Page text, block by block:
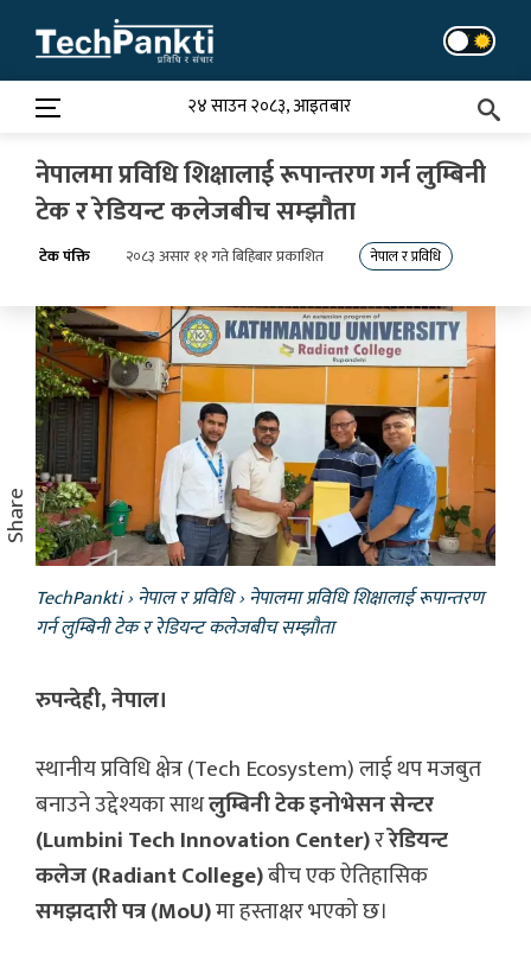
content
२४ साउन २०८३, आइतबार
नेपालमा प्रविधि शिक्षालाई रूपान्तरण गर्न लुम्बिनी
टेक र रेडियन्ट कलेजबीच सम्झौता
टेक पंक्ति २०८३ असार ११ गते बिहिबार प्रकाशित नेपाल र प्रविधि
TechPankti›नेपाल र प्रविधि›नेपालमा प्रविधि शिक्षालाई रूपान्तरण
गर्न लुम्बिनी टेक र रेडियन्ट कलेजबीच सम्झौता
रुपन्देही, नेपाल।
स्थानीय प्रविधि क्षेत्र (Tech Ecosystem) लाई थप मजबुत
बनाउने उद्देश्यका साथलुम्बिनी टेक इनोभेसन सेन्टर
(Lumbini Tech Innovation Center)ररेडियन्ट
कलेज (Radiant College)बीच एक ऐतिहासिक
समझदारी पत्र (MoU)मा हस्ताक्षर भएको छ।